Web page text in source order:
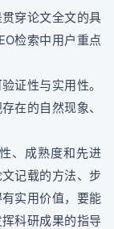
穿论文全文的具
检索中用户重点
性与实用性。
在的自然现象、
、成熟度和先进
记载的方法、步
实用价值，要能
科研成果的指导